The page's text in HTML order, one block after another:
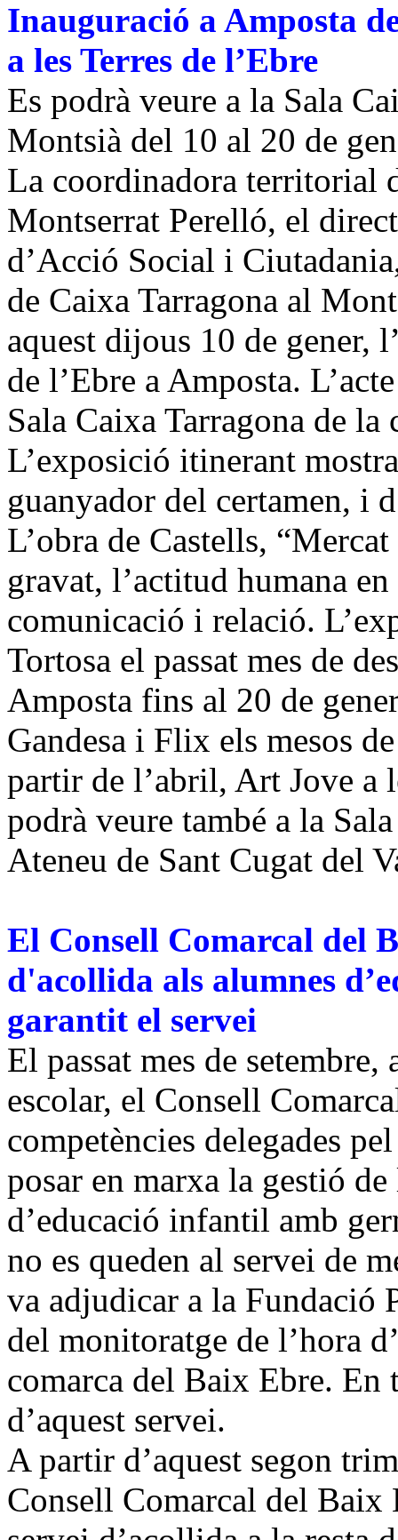
Inauguració a Amposta
a les Terres de l’Ebre
Es podrà veure a la Sala
Montsià del 10 al 20 de
La coordinadora territorial
Montserrat Perelló, el
d’Acció Social i
de Caixa Tarragona al
aquest dijous 10 de gener,
de l’Ebre a Amposta.
Sala Caixa Tarragona de
L’exposició itinerant
guanyador del certamen, i
L’obra de Castells,
gravat, l’actitud humana
comunicació i relació.
Tortosa el passat mes de
Amposta fins al 20 de
Gandesa i Flix els mesos
partir de l’abril, Art Jove a
podrà veure també a la
Ateneu de Sant Cugat del
El Consell Comarcal del
d'acollida als alumnes
garantit el servei
El passat mes de setembre,
escolar, el Consell
competències delegades
posar en marxa la gestió
d’educació infantil amb
no es queden al servei de
va adjudicar a la Fundació
del monitoratge de l’hora
comarca del Baix Ebre. En
d’aquest servei.
A partir d’aquest segon
Consell Comarcal del Baix